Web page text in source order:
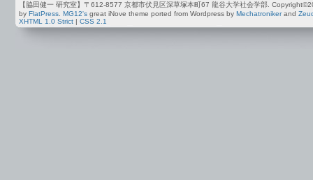
【脇田健一 研究室】〒612-8577 京都市伏見区深草塚本町67 龍谷大学社会学部.
by FlatPress. MG12's great iNove theme ported from Wordpress by Mechatronikerand
XHTML 1.0 Strict
CSS 2.1